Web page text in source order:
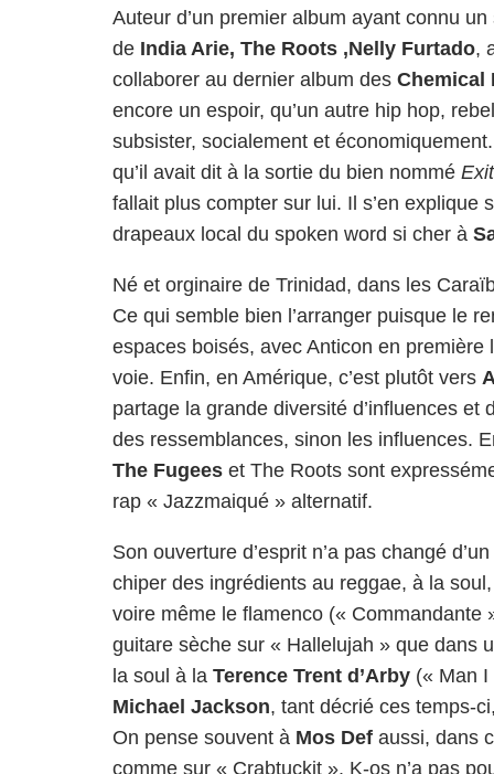
Auteur d’un premier album ayant connu
de India Arie, The Roots ,Nelly Furtado,
collaborer au dernier album des Chemical
encore un espoir, qu’un autre hip hop,
subsister, socialement et
qu’il avait dit à la sortie du bien nommé Exit
fallait plus compter sur lui. Il s’en explique
drapeaux local du spoken word si cher à
Né et orginaire de Trinidad, dans les
Ce qui semble bien l’arranger puisque le
espaces boisés, avec Anticon en
voie. Enfin, en Amérique, c’est plutôt vers
partage la grande diversité d’influences et
des ressemblances, sinon les influences.
The Fugees et The Roots sont
rap « Jazzmaiqué » alternatif.
Son ouverture d’esprit n’a pas changé
chiper des ingrédients au reggae, à la
voire même le flamenco (« Commandante
guitare sèche sur « Hallelujah » que dans
la soul à la Terence Trent d’Arby (« Man
Michael Jackson, tant décrié ces temps-
On pense souvent à Mos Def aussi, dans
comme sur « Crabtuckit ». K-os n’a pas